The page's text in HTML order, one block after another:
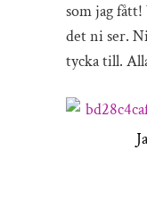
som jag
det ni ser.
tycka till.